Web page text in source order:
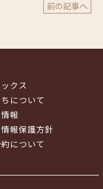
前の記事へ
ックス
について
報
報保護方針
について